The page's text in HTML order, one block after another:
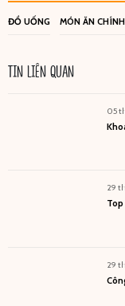
ĐỒ UỐNG MÓN ĂN CHÍNH
TIN LIÊN QUAN
05
29
Top
29